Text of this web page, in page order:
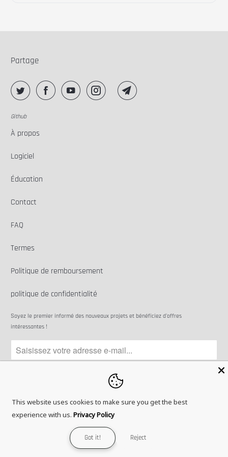
Partage
Github
À propos
Logiciel
Éducation
Contact
FAQ
Termes
Politique de remboursement
politique de confidentialité
Soyez le premier informé des nouveaux projets et bénéficiez d'offres
intéressantes !
This website uses cookies to make sure you get the best
experience with us. Privacy Policy
Got it! Reject